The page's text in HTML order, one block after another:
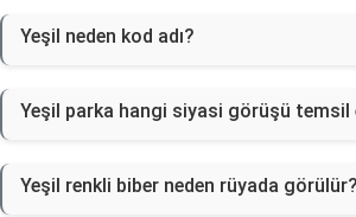
Yeşil neden kod adı?
Yeşil parka hangi siyasi görüşü temsil
Yeşil renkli biber neden rüyada görülür?